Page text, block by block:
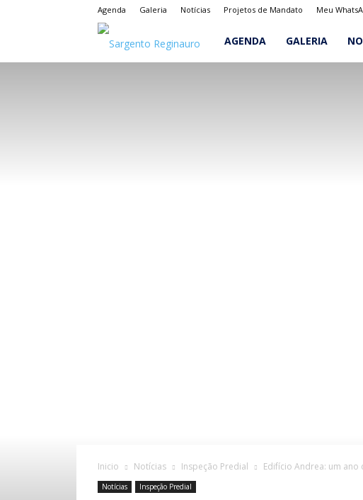
Agenda Galeria Notícias Projetos de Mandato Meu
Sargento
AGENDA GALERIA
Inicio Notícias Inspeção Predial Edifício Andrea: um
Notícias Inspeção Predial